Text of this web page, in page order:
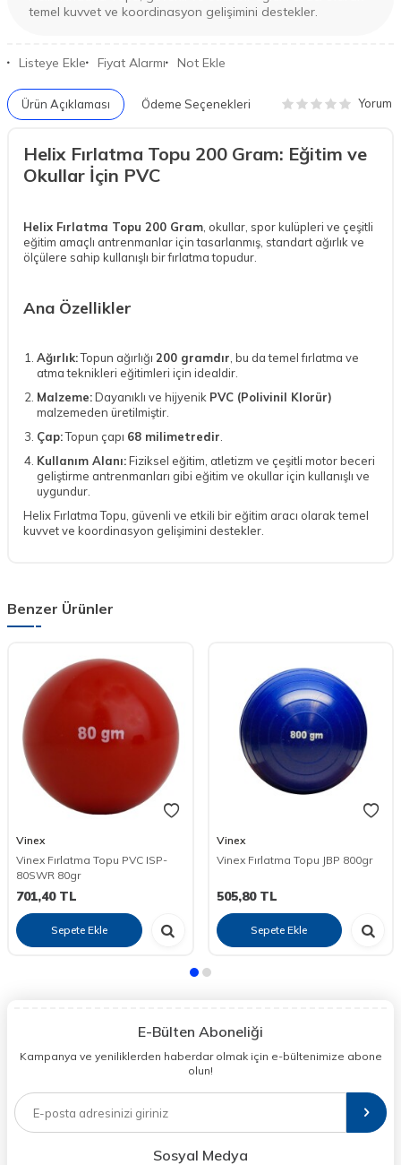
temel kuvvet ve koordinasyon gelişimini destekler.
Listeye Ekle Fiyat Alarmı Not Ekle
Ürün Açıklaması Ödeme Seçenekleri Yorum
Helix Fırlatma Topu 200 Gram: Eğitim ve
Okullar İçin PVC
Helix Fırlatma Topu 200 Gram , okullar, spor kulüpleri ve çeşitli
eğitim amaçlı antrenmanlar için tasarlanmış, standart ağırlık ve
ölçülere sahip kullanışlı bir fırlatma topudur.
Ana Özellikler
Ağırlık:Topun ağırlığı 200 gramdır , bu da temel fırlatma ve
atma teknikleri eğitimleri için idealdir.
Malzeme:Dayanıklı ve hijyenik PVC (Polivinil Klorür)
malzemeden üretilmiştir.
Çap:Topun çapı 68 milimetredir
Kullanım Alanı:Fiziksel eğitim, atletizm ve çeşitli motor beceri
geliştirme antrenmanları gibi eğitim ve okullar için kullanışlı ve
uygundur.
Helix Fırlatma Topu, güvenli ve etkili bir eğitim aracı olarak temel
kuvvet ve koordinasyon gelişimini destekler.
Benzer Ürünler
Vinex
Vinex Fırlatma Topu PVC ISP-
80SWR 80gr
701,40TL
Sepete Ekle
Vinex
Vinex Fırlatma Topu JBP 800gr
505,80TL
Sepete Ekle
E-Bülten Aboneliği
Kampanya ve yeniliklerden haberdar olmak için e-bültenimize abone
olun!
Sosyal Medya